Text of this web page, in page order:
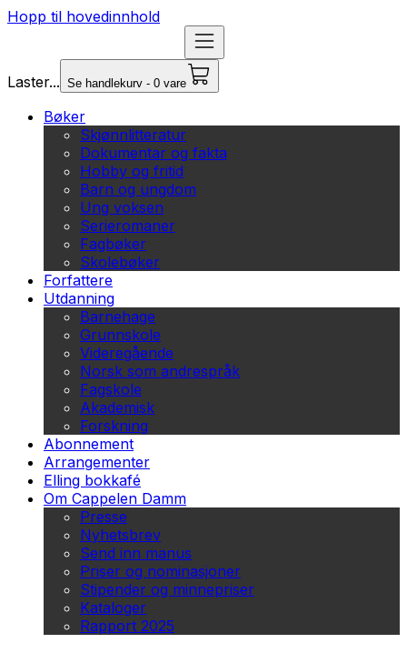
Hopp til hovedinnhold
Laster... Se handlekurv - 0 vare
Bøker
Skjønnlitteratur
Dokumentar og fakta
Hobby og fritid
Barn og ungdom
Ung voksen
Serieromaner
Fagbøker
Skolebøker
Forfattere
Utdanning
Barnehage
Grunnskole
Videregående
Norsk som andrespråk
Fagskole
Akademisk
Forskning
Abonnement
Arrangementer
Elling bokkafé
Om Cappelen Damm
Presse
Nyhetsbrev
Send inn manus
Priser og nominasjoner
Stipender og minnepriser
Kataloger
Rapport 2025